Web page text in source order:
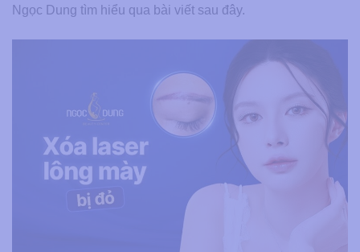
Ngọc Dung tìm hiểu qua bài viết sau đây.